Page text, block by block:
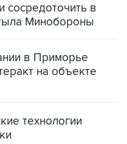
в
Минобороны
в Приморье
на объекте
технологии